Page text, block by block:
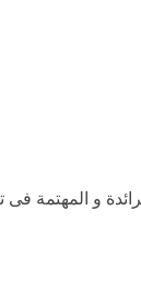
و المهتمة